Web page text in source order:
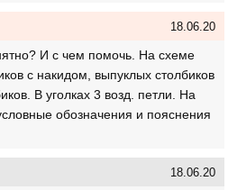
18.06.20
И с чем помочь. На схеме
с накидом, выпуклых столбиков
В уголках 3 возд. петли. На
обозначения и пояснения
18.06.20